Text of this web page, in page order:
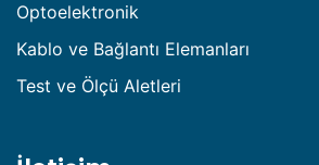
Optoelektronik
Kablo ve Bağlantı Elemanları
Test ve Ölçü Aletleri